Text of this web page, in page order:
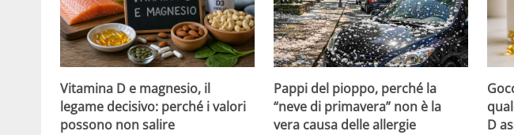
Vitamina D e magnesio, il
legame decisivo: perché i valori
possono non salire
Pappi del pioppo, perché la
“neve di primavera” non è la
vera causa delle allergie
D